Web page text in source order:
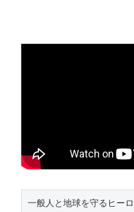
一般人と地球を守るヒー